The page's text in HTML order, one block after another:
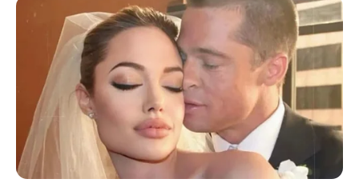
ΤΑΥΤΟΤΗΤΑ ΚΑΙ ΕΠΙΚΟΙΝΩΝΙΑ ΟΡΟΙ ΧΡΗΣΗΣ